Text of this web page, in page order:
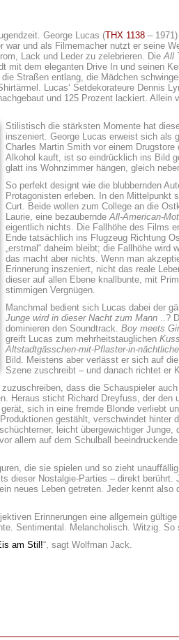
George Lucas (THX 1138 –
war und als Filmemacher nutzt er seine
Lack und Leder zu zelebrieren. DieAll
mit dem eleganten Drive In und seinen
Straßen entlang, die Mädchen
Lucas‘ Setdekorateure Dennis
und 125 Prozent lackiert. Allein
Stilistisch die stärksten Momente hat
inszeniert. George Lucas erweist sich als
Charles Martin Smith vor einem
Alkohol kauft, ist so eindrücklich ins Bild
glatt ins Wohnzimmer hängen, gleich
So perfekt designt wie die blubbernden
Protagonisten erleben. In den Mittelpunkt
Curt. Beide wollen zum College an die
Laurie, eine bezauberndeAll-American-
eigentlich nichts. Die Fallhöhe des Films
Ende tatsächlich ins Flugzeug Richtung
„erstmal“ daheim bleibt; die Fallhöhe wird
das macht aber nichts. Wenn man
Erinnerung inszeniert, nicht das reale
dieser auf allen Ebene knallbunte, mit
stimmigen Vergnügen.
Manchmal bedient sich Lucas dabei der
Junge wird in dieser Nacht zum Mann ..?
dominieren den Soundtrack. Boy meets
greift Lucas zum mehrheitstauglichen
Altstadtgässchen-mit-Pflaster-in-
Bild. Meistens aber verlässt er sich auf
Szene zuschreibt – und danach richtet er
dass die Schauspieler
Heraus sticht Richard Dreyfuss, der den
sich in eine fremde Blonde verliebt
gestählt, verschwindet hinter
leicht übergewichtiger Junge,
allem auf dem Schulball
die sie spielen und so zieht
dieser Nostalgie-Parties – direkt berührt.
neues Leben getreten. Jeder kennt also
Erinnerungen eine allgemein
Sentimental. Melancholisch. Witzig. So
am Stil!“, sagt Wolfman Jack.